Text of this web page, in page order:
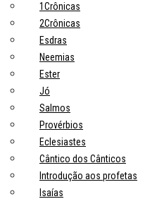
1Crônicas
2Crônicas
Esdras
Neemias
Ester
Jó
Salmos
Provérbios
Eclesiastes
Cântico dos Cânticos
Introdução aos profetas
Isaías